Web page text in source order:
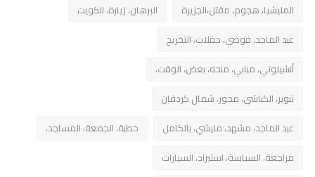
المليشيا، هجوم، مقتل،الجزيرة
البرهان، زيارة، الكويت
عبد الماجد، فوضي، حفلات، التخريج
أنشيلوتي، مبابي، منحه، بعض، الوقت،
تنوير، الكباشي، محور، شمال كردفان
عبد الماجد، مشهد، مليشي، بالكامل
خطبة، الجمعة، المساجد،
مراجعة، السياسة، استيراد، السيارات